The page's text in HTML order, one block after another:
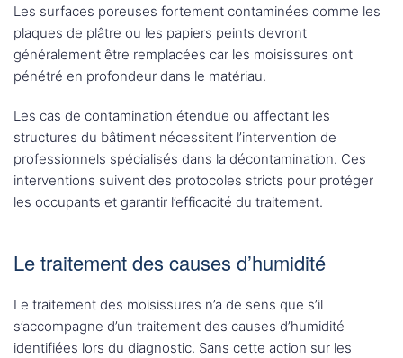
Les surfaces poreuses fortement contaminées comme les
plaques de plâtre ou les papiers peints devront
généralement être remplacées car les moisissures ont
pénétré en profondeur dans le matériau.
Les cas de contamination étendue ou affectant les
structures du bâtiment nécessitent l’intervention de
professionnels spécialisés dans la décontamination. Ces
interventions suivent des protocoles stricts pour protéger
les occupants et garantir l’efficacité du traitement.
Le traitement des causes d’humidité
Le traitement des moisissures n’a de sens que s’il
s’accompagne d’un traitement des causes d’humidité
identifiées lors du diagnostic. Sans cette action sur les